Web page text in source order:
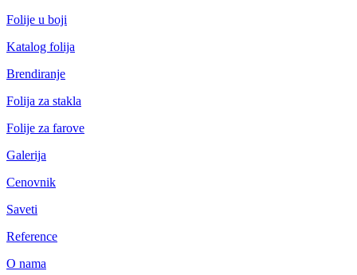
Folije u boji
Katalog folija
Brendiranje
Folija za stakla
Folije za farove
Galerija
Cenovnik
Saveti
Reference
O nama